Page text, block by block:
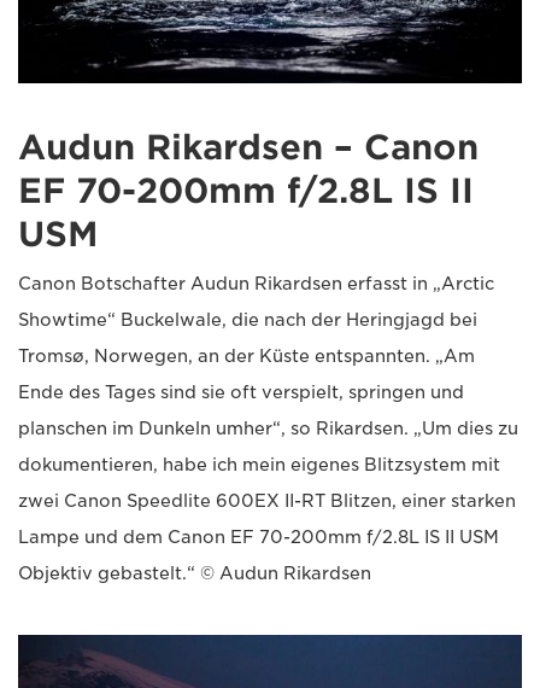
Audun Rikardsen – Canon
EF 70-200mm f/2.8L IS II
USM
Canon Botschafter Audun Rikardsen erfasst in „Arctic
Showtime“ Buckelwale, die nach der Heringjagd bei
Tromsø, Norwegen, an der Küste entspannten. „Am
Ende des Tages sind sie oft verspielt, springen und
planschen im Dunkeln umher“, so Rikardsen. „Um dies zu
dokumentieren, habe ich mein eigenes Blitzsystem mit
zwei Canon Speedlite 600EX II-RT Blitzen, einer starken
Lampe und dem Canon EF 70-200mm f/2.8L IS II USM
Objektiv gebastelt.“ © Audun Rikardsen